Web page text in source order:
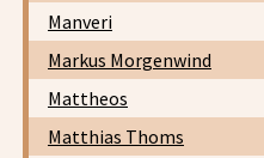
Manveri
Markus Morgenwind
Mattheos
Matthias Thoms